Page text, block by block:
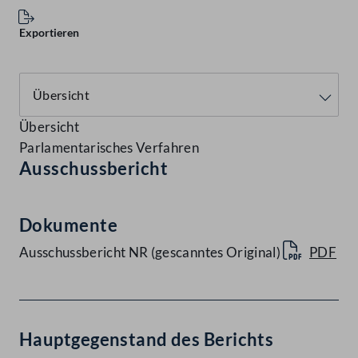
Exportieren
Übersicht
Parlamentarisches Verfahren
Ausschussbericht
Dokumente
Ausschussbericht NR (gescanntes Original) PDF
Hauptgegenstand des Berichts